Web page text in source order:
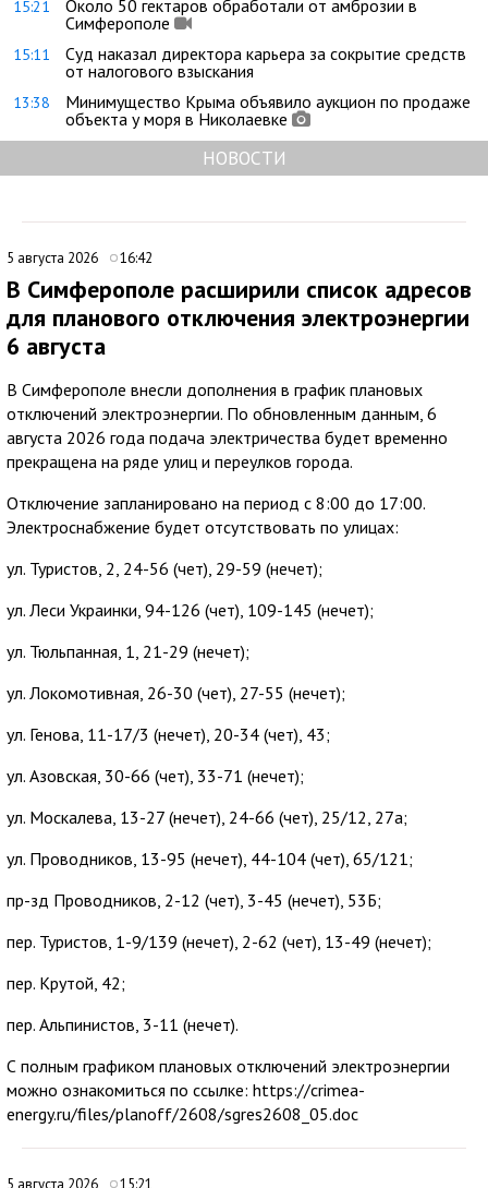
15:21
Около 50 гектаров обработали от амброзии в
Симферополе
15:11
Суд наказал директора карьера за сокрытие средств
от налогового взыскания
13:38
Минимущество Крыма объявило аукцион по продаже
объекта у моря в Николаевке
НОВОСТИ
5 августа 2026 16:42
В Симферополе расширили список адресов
для планового отключения электроэнергии
6 августа
В Симферополе внесли дополнения в график плановых
отключений электроэнергии. По обновленным данным, 6
августа 2026 года подача электричества будет временно
прекращена на ряде улиц и переулков города.
Отключение запланировано на период с 8:00 до 17:00.
Электроснабжение будет отсутствовать по улицах:
ул. Туристов, 2, 24-56 (чет), 29-59 (нечет);
ул. Леси Украинки, 94-126 (чет), 109-145 (нечет);
ул. Тюльпанная, 1, 21-29 (нечет);
ул. Локомотивная, 26-30 (чет), 27-55 (нечет);
ул. Генова, 11-17/3 (нечет), 20-34 (чет), 43;
ул. Азовская, 30-66 (чет), 33-71 (нечет);
ул. Москалева, 13-27 (нечет), 24-66 (чет), 25/12, 27а;
ул. Проводников, 13-95 (нечет), 44-104 (чет), 65/121;
пр-зд Проводников, 2-12 (чет), 3-45 (нечет), 53Б;
пер. Туристов, 1-9/139 (нечет), 2-62 (чет), 13-49 (нечет);
пер. Крутой, 42;
пер. Альпинистов, 3-11 (нечет).
С полным графиком плановых отключений электроэнергии
можно ознакомиться по ссылке: https://crimea-
energy.ru/files/planoff/2608/sgres2608_05.doc
5 августа 2026 15:21